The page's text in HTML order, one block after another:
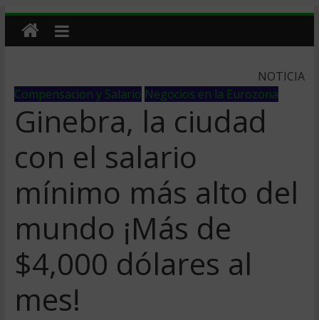
NOTICIA
Compensacion y Salario Negocios en la Eurozona
Ginebra, la ciudad
con el salario
mínimo más alto del
mundo ¡Más de
$4,000 dólares al
mes!